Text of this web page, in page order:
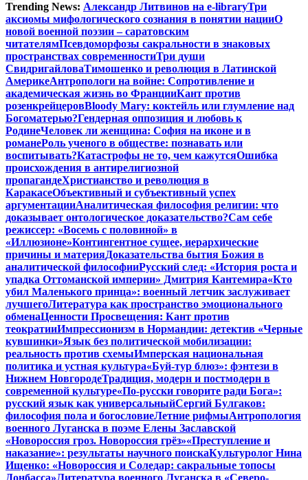
Trending News: Александр Литвинов на e-libraryТри
аксиомы мифологического сознания в понятии нацииО
новой военной поэзии – саратовским
читателямПсевдоморфозы сакральности в знаковых
пространствах современностиТри души
СвидригайловаТимошенко и революция в Латинской
АмерикеАнтропологи на войне: Сопротивление и
академическая жизнь во ФранцииКант против
розенкрейцеровBloody Mary: коктейль или глумление над
Богоматерью?Гендерная оппозиция и любовь к
РодинеЧеловек ли женщина: София на иконе и в
романеРоль ученого в обществе: познавать или
воспитывать?Катастрофы не то, чем кажутсяОшибка
происхождения в антирелигиозной
пропагандеХристианство и революция в
КаракасеОбъективный и субъективный успех
аргументацииАналитическая философия религии: что
доказывает онтологическое доказательство?Сам себе
режиссер: «Восемь с половиной» в
«Иллюзионе»Контингентное сущее, иерархические
причины и материяДоказательства бытия Божия в
аналитической философииРусский след: «История роста и
упадка Оттоманской империи» Дмитрия Кантемира«Кто
убил Маленького принца»: военный летчик заслуживает
лучшегоЛитература как пространство эмоционального
обменаЦенности Просвещения: Кант против
теократииИмпрессионизм в Нормандии: детектив «Черные
кувшинки»Язык без политической мобилизации:
реальность против схемыИмперская национальная
политика и устная культура«Буй-тур блюз»: фэнтези в
Нижнем НовгородеТрадиция, модерн и постмодерн в
современной культуре«По-русски говорите ради Бога»:
русский язык как универсальныйСергий Булгаков:
философия пола и богословиеЛетние рифмыАнтропология
военного Луганска в поэме Елены Заславской
«Новороссия гроз. Новороссия грёз»«Преступление и
наказание»: результаты научного поискаКультуролог Нина
Ищенко: «Новороссия и Соледар: сакральные топосы